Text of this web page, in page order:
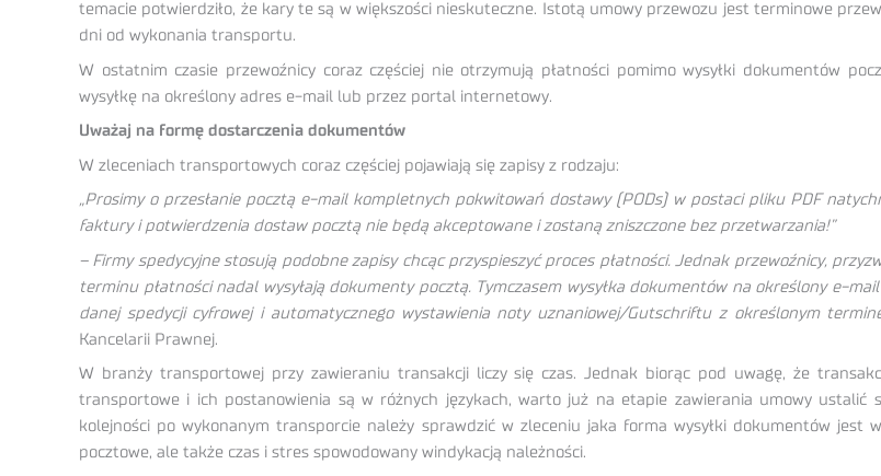
temacie potwierdziło, że kary te są w większości nieskuteczne. Istotą umowy przewozu jest terminowe
dni od wykonania transportu.
W ostatnim czasie przewoźnicy coraz częściej nie otrzymują płatności pomimo wysyłki dokumentów
wysyłkę na określony adres e-mail lub przez portal internetowy.
Uważaj na formę dostarczenia dokumentów
W zleceniach transportowych coraz częściej pojawiają się zapisy z rodzaju:
„Prosimy o przesłanie pocztą e-mail kompletnych pokwitowań dostawy (PODs) w postaci pliku PDF
faktury i potwierdzenia dostaw pocztą nie będą akceptowane i zostaną zniszczone bez przetwarzania!”
– Firmy spedycyjne stosują podobne zapisy chcąc przyspieszyć proces płatności. Jednak przewoźnicy,
terminu płatności nadal wysyłają dokumenty pocztą. Tymczasem wysyłka dokumentów na określony e-
danej spedycji cyfrowej i automatycznego wystawienia noty uznaniowej/Gutschriftu z określonym
Kancelarii Prawnej.
W branży transportowej przy zawieraniu transakcji liczy się czas. Jednak biorąc pod uwagę, że
transportowe i ich postanowienia są w różnych językach, warto już na etapie zawierania umowy ustalić
kolejności po wykonanym transporcie należy sprawdzić w zleceniu jaka forma wysyłki dokumentów jest
pocztowe, ale także czas i stres spowodowany windykacją należności.